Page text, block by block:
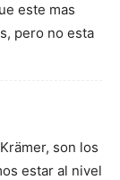
este mas
pero no esta
son los
estar al nivel